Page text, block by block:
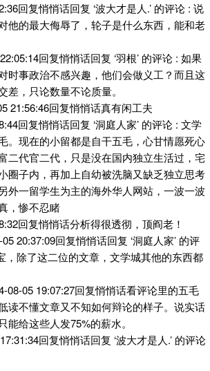
回复悄悄话回复 ‘波大才是人.’ 的评论 : 说
他的最大侮辱了，轮子是什么东西，能和老
回复悄悄话回复 ‘羽根’ 的评论 : 如果
时事政治不感兴趣，他们会做义工？而且这
差，只论数量不论质量。
21:56:46回复悄悄话真有闲工夫
回复悄悄话回复 ‘洞庭人家’ 的评论 : 文学
。现在的小留都是自干五毛，心甘情愿死心
二代官二代，只是没在国内独立生活过，宅
圈子内，再加上自幼被洗脑又缺乏独立思考
外一留学生为主的海外华人网站，一波一波
，惨不忍睹
回复悄悄话分析得很透彻，顶阎老！
20:37:09回复悄悄话回复 ‘洞庭人家’ 的评
，除了这二位的文章，文学城其他的东西都
08-05 19:07:27回复悄悄话看评论里的五毛
读不懂文章又不知如何辩论的样子。说实话
能给这些人发75%的薪水。
回复悄悄话回复 ‘波大才是人.’ 的评论